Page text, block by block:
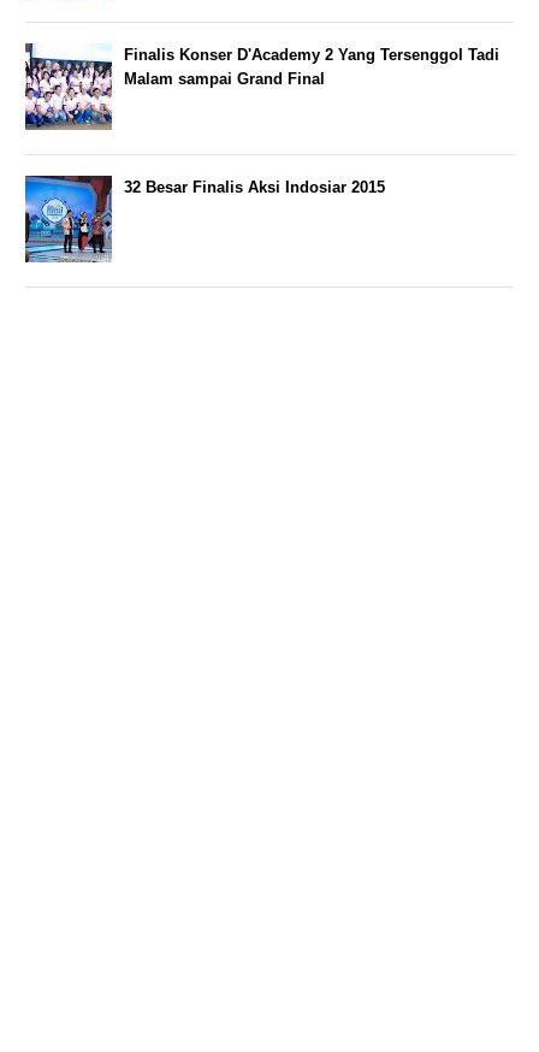
Finalis Konser D'Academy 2 Yang Tersenggol Tadi
Malam sampai Grand Final
32 Besar Finalis Aksi Indosiar 2015